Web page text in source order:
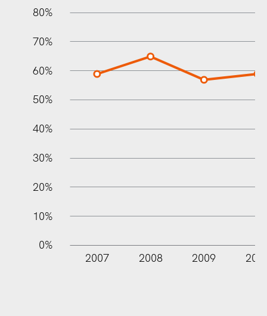
10%
80%
70%
60%
50%
40%
30%
20%
10%
0%
2007 2008 2009